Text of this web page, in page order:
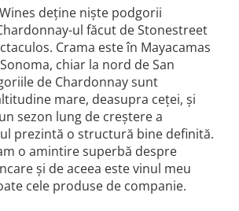
deține niște podgorii
ul făcut de Stonestreet
Crama este în Mayacamas
chiar la nord de San
de Chardonnay sunt
mare, deasupra ceței, și
sezon lung de creștere a
prezintă o structură bine definită.
o amintire superbă despre
și de aceea este vinul meu
cele produse de companie.